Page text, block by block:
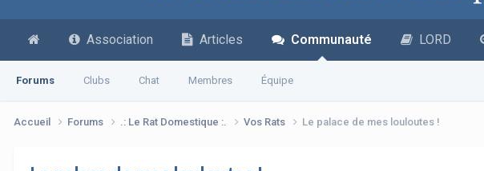
Association Articles Communauté
Forums Clubs Chat Membres Équipe
LORD
Accueil Forums .: Le Rat Domestique :. Vos Rats Le palace de mes louloutes !